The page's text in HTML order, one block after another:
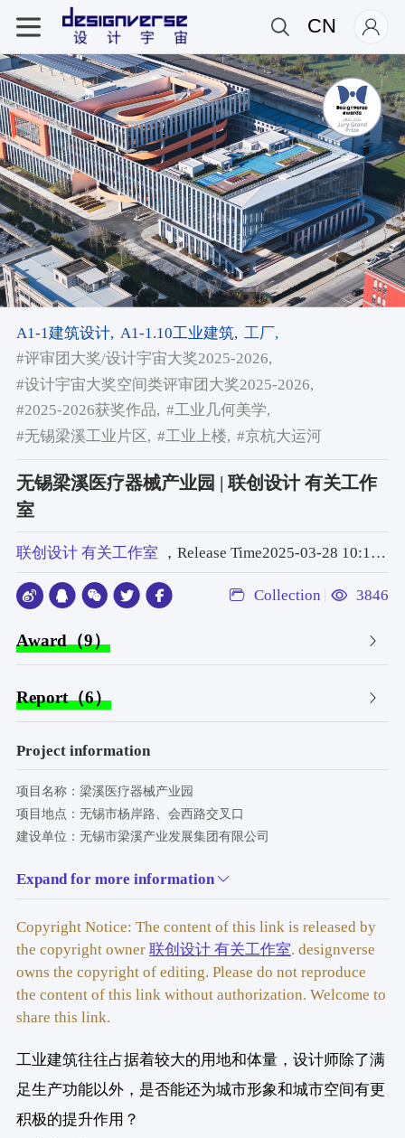
CN
A1-1建筑设计, A1-1.10工业建筑, 工厂,
#评审团大奖/设计宇宙大奖2025-2026,
#设计宇宙大奖空间类评审团大奖2025-2026,
#2025-2026获奖作品, #工业几何美学,
#无锡梁溪工业片区, #工业上楼, #京杭大运河
无锡梁溪医疗器械产业园 | 联创设计 有关工作
室
联创设计 有关工作室 ，Release Time2025-03-28 10:15:00
Collection 3846
Award（9）
Report（6）
Project information
项目名称：梁溪医疗器械产业园
项目地点：无锡市杨岸路、会西路交叉口
建设单位：无锡市梁溪产业发展集团有限公司
用地面积：25000㎡
建筑面积：62500㎡
建筑结构：钢结构
方案设计：联创设计 有关工作室
主创设计：陈伟鹏
方案团队：王谦、孙佳格格、陆逸、李思言、曾玉明、林磊、刘怡
宁、朱厉、程薇
管理团队：宣磊、汤彬彬、郭李婵
EPC总包及施工图设计：中建二局第二建筑工程有限公司
时忠、李志良
Expand for more information
Copyright Notice: The content of this link is released by
the copyright owner 联创设计 有关工作室. designverse
owns the copyright of editing. Please do not reproduce
the content of this link without authorization. Welcome to
share this link.
工业建筑往往占据着较大的用地和体量，设计师除了满
足生产功能以外，是否能还为城市形象和城市空间有更
积极的提升作用？